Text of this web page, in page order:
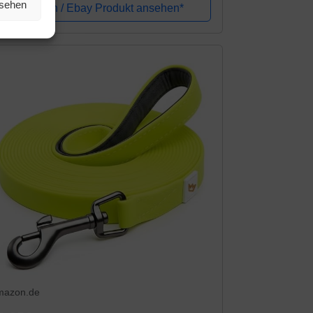
für Tierhaar, für Kleidung, Sofa,
Amazon / Ebay Produkt ansehen*